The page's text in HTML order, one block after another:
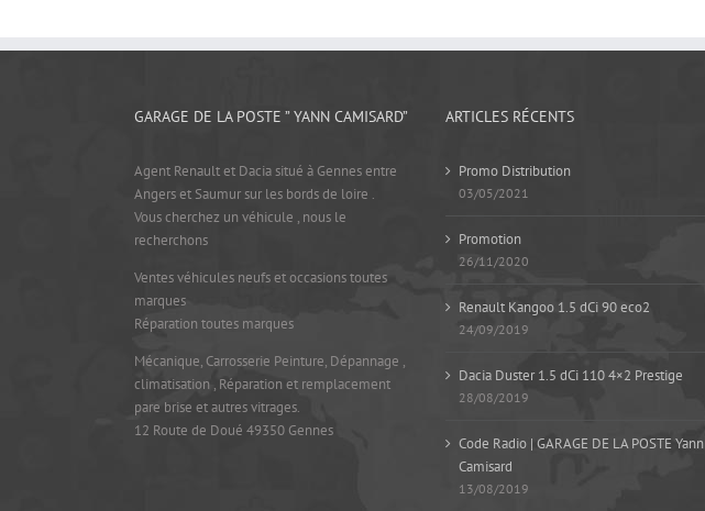
GARAGE DE LA POSTE ” YANN CAMISARD”
Agent Renault et Dacia situé à Gennes entre
Angers et Saumur sur les bords de loire .
Vous cherchez un véhicule , nous le
recherchons
Ventes véhicules neufs et occasions toutes
marques
Réparation toutes marques
Mécanique, Carrosserie Peinture, Dépannage ,
climatisation , Réparation et remplacement
pare brise et autres vitrages.
12 Route de Doué 49350 Gennes
ARTICLES RÉCENTS
Promo Distribution
03/05/2021
Promotion
26/11/2020
Renault Kangoo 1.5 dCi 90 eco2
24/09/2019
Dacia Duster 1.5 dCi 110 4×2 Prestige
28/08/2019
Code Radio | GARAGE DE LA POSTE Yann
Camisard
13/08/2019